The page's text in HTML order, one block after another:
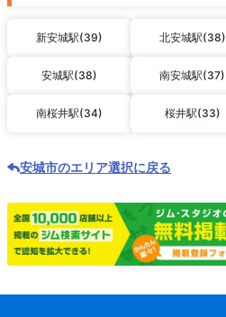
新安城駅(39) 北安城駅(38)
安城駅(38) 南安城駅(37)
南桜井駅(34) 桜井駅(33)
安城市のエリア選択に戻る